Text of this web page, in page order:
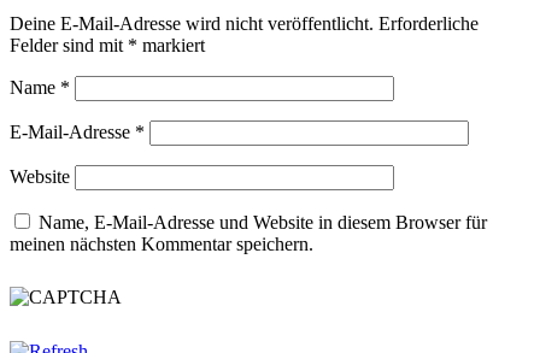
Deine E-Mail-Adresse wird nicht veröffentlicht. Erforderliche
Felder sind mit * markiert
Name *
E-Mail-Adresse *
Website
Name, E-Mail-Adresse und Website in diesem Browser für
meinen nächsten Kommentar speichern.